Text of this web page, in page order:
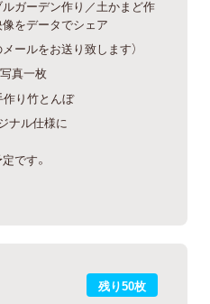
ルガーデン作り／土かまど作
像をデータでシェア
ールをお送り致します）
真一枚
作り竹とんぼ
ナル仕様に
です。
残り50枚